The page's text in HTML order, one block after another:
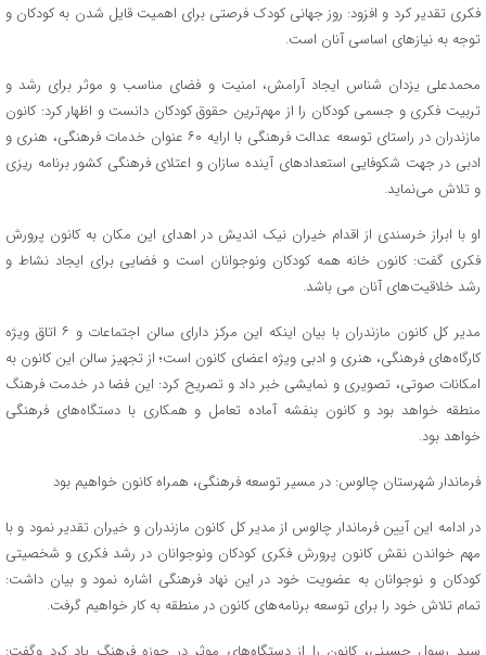
فکری تقدیر کرد و افزود: روز جهانی کودک فرصتی برای اهمیت قایل شدن به کودکان و
توجه به نیازهای اساسی آنان است.
محمدعلی یزدان شناس ایجاد آرامش، امنیت و فضای مناسب و موثر برای رشد و
تربیت فکری و جسمی کودکان را از مهم‌ترین حقوق کودکان دانست و اظهار کرد: کانون
مازندران در راستای توسعه عدالت فرهنگی با ارایه ۶۰ عنوان خدمات فرهنگی، هنری و
ادبی در جهت شکوفایی استعدادهای آینده سازان و اعتلای فرهنگی کشور برنامه ریزی
و تلاش می‌نماید.
او با ابراز خرسندی از اقدام خیران نیک اندیش در اهدای این مکان به کانون پرورش
فکری گفت: کانون خانه همه کودکان ونوجوانان است و فضایی برای ایجاد نشاط و
رشد خلاقیت‌های آنان می باشد.
مدیر کل کانون مازندران با بیان اینکه این مرکز دارای سالن اجتماعات و ۶ اتاق ویژه
کارگاه‌های فرهنگی، هنری و ادبی ویژه اعضای کانون است؛ از تجهیز سالن این کانون به
امکانات صوتی، تصویری و نمایشی خبر داد و تصریح کرد: این فضا در خدمت فرهنگ
منطقه خواهد بود و کانون بنفشه آماده تعامل و همکاری با دستگاه‌های فرهنگی
خواهد بود.
فرماندار شهرستان چالوس: در مسیر توسعه فرهنگی، همراه کانون خواهیم بود
در ادامه این آیین فرماندار چالوس از مدیر کل کانون مازندران و خیران تقدیر نمود و با
مهم خواندن نقش کانون پرورش فکری کودکان ونوجوانان در رشد فکری و شخصیتی
کودکان و نوجوانان به عضویت خود در این نهاد فرهنگی اشاره نمود و بیان داشت:
تمام تلاش خود را برای توسعه برنامه‌های کانون در منطقه به کار خواهیم گرفت.